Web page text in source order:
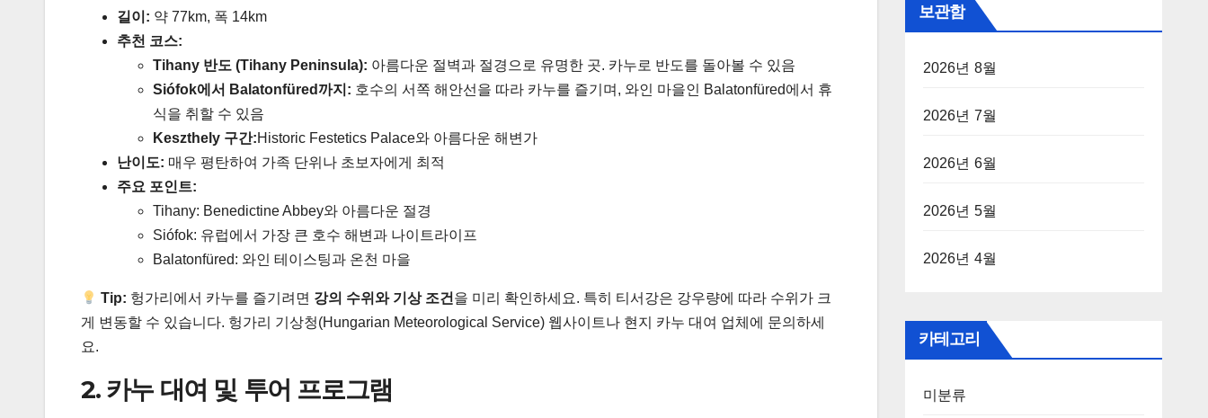
길이: 약 77km, 폭 14km
추천 코스:
Tihany 반도 (Tihany Peninsula): 아름다운 절벽과 절경으로 유명한 곳. 카누로 반도를 돌아볼 수 있음
Siófok에서 Balatonfüred까지: 호수의 서쪽 해안선을 따라 카누를 즐기며, 와인 마을인 Balatonfüred에서 휴
식을 취할 수 있음
Keszthely 구간:Historic Festetics Palace와 아름다운 해변가
난이도: 매우 평탄하여 가족 단위나 초보자에게 최적
주요 포인트:
Tihany: Benedictine Abbey와 아름다운 절경
Siófok: 유럽에서 가장 큰 호수 해변과 나이트라이프
Balatonfüred: 와인 테이스팅과 온천 마을
Tip: 헝가리에서 카누를 즐기려면 강의 수위와 기상 조건 을 미리 확인하세요. 특히 티서강은 강우량에 따라 수위가 크
게 변동할 수 있습니다. 헝가리 기상청(Hungarian Meteorological Service) 웹사이트나 현지 카누 대여 업체에 문의하세
요.
2. 카누 대여 및 투어 프로그램
보관함
2026년 8월
2026년 7월
2026년 6월
2026년 5월
2026년 4월
카테고리
미분류